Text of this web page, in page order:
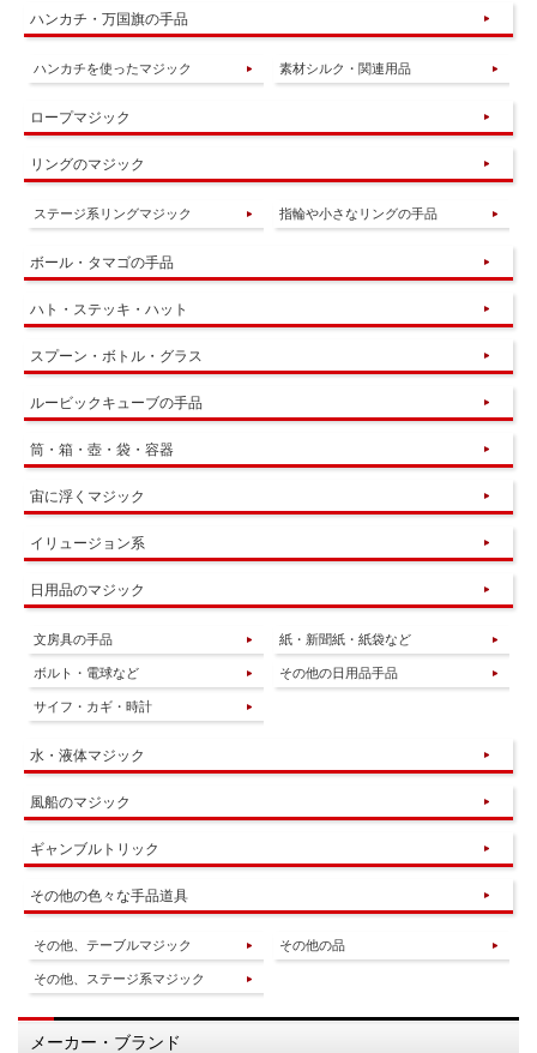
ハンカチ・万国旗の手品
ハンカチを使ったマジック 素材シルク・関連用品
ロープマジック
リングのマジック
ステージ系リングマジック 指輪や小さなリングの手品
ボール・タマゴの手品
ハト・ステッキ・ハット
スプーン・ボトル・グラス
ルービックキューブの手品
筒・箱・壺・袋・容器
宙に浮くマジック
イリュージョン系
日用品のマジック
文房具の手品
ボルト・電球など
サイフ・カギ・時計
紙・新聞紙・紙袋など
その他の日用品手品
水・液体マジック
風船のマジック
ギャンブルトリック
その他の色々な手品道具
その他、テーブルマジック
その他、ステージ系マジック
その他の品
メーカー・ブランド